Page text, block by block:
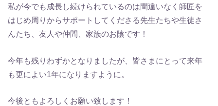
私が今でも成長し続けられているのは間違いなく師匠を
はじめ周りからサポートしてくださる先生たちや生徒さ
んたち、友人や仲間、家族のお陰です！
今年も残りわずかとなりましたが、皆さまにとって来年
も更によい1年になりますように。
今後ともよろしくお願い致します！